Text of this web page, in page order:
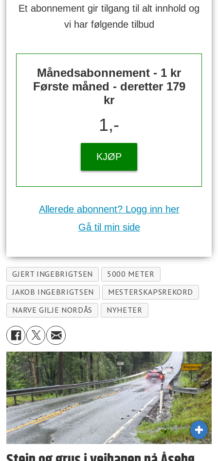
Et abonnement gir tilgang til alt innhold og
vi har følgende tilbud
Månedsabonnement - 1 kr
Første måned - deretter 179
kr
1,-
KJØP
Allerede abonnent? Logg inn her
Gå til min side
GJERT INGEBRIGTSEN
5000 METER
JAKOB INGEBRIGTSEN
MESTERSKAPSREKORD
NARVE GILJE NORDÅS
NYHETER